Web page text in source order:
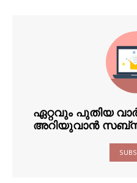
ഏറ്റവും പുതിയ
അറിയുവാൻ